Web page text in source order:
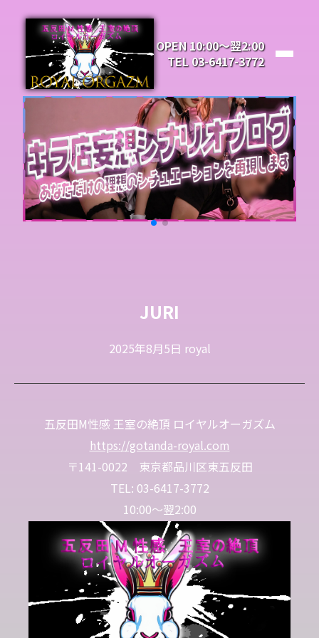
OPEN 10:00～翌2:00
TEL 03-6417-3772
JURI
2025年8月5日 royal
五反田M性感 王室の絶頂 ロイヤルオーガズム
https://gotanda-royal.com
〒141-0022 東京都品川区東五反田
TEL: 03-6417-3772
10:00～翌2:00